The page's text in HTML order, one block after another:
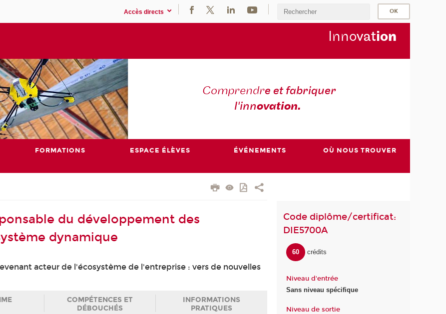
Accès directs
Innovation
Comprendre et fabriquer
l'innovation.
FORMATIONS ESPACE ÉLÈVES ÉVÉNEMENTS OÙ NOUS TROUVER
du développement des
dynamique
acteur de l'écosystème de l'entreprise : vers de nouvelles
COMPÉTENCES ET
DÉBOUCHÉS
INFORMATIONS
PRATIQUES
Code diplôme/certificat:
DIE5700A
60 crédits
Niveau d'entrée
Sans niveau spécifique
Niveau de sortie